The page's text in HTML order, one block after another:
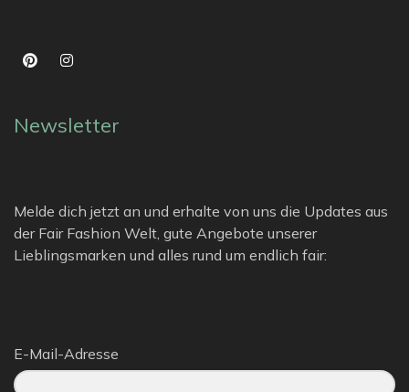
Newsletter
Melde dich jetzt an und erhalte von uns die Updates aus
der Fair Fashion Welt, gute Angebote unserer
Lieblingsmarken und alles rund um endlich fair:
E-Mail-Adresse